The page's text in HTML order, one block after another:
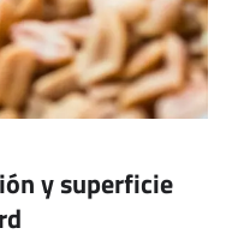
y superficie